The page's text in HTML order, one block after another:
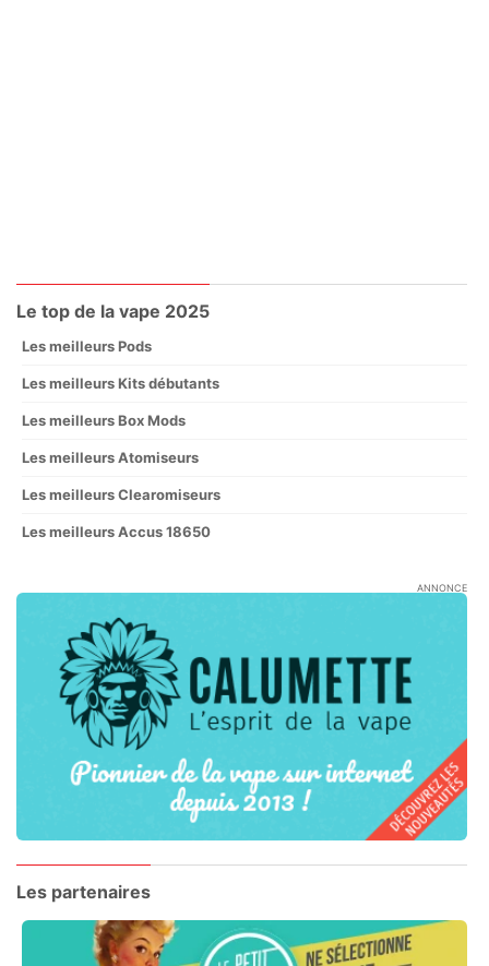
Le top de la vape 2025
Les meilleurs Pods
Les meilleurs Kits débutants
Les meilleurs Box Mods
Les meilleurs Atomiseurs
Les meilleurs Clearomiseurs
Les meilleurs Accus 18650
ANNONCE
Les partenaires